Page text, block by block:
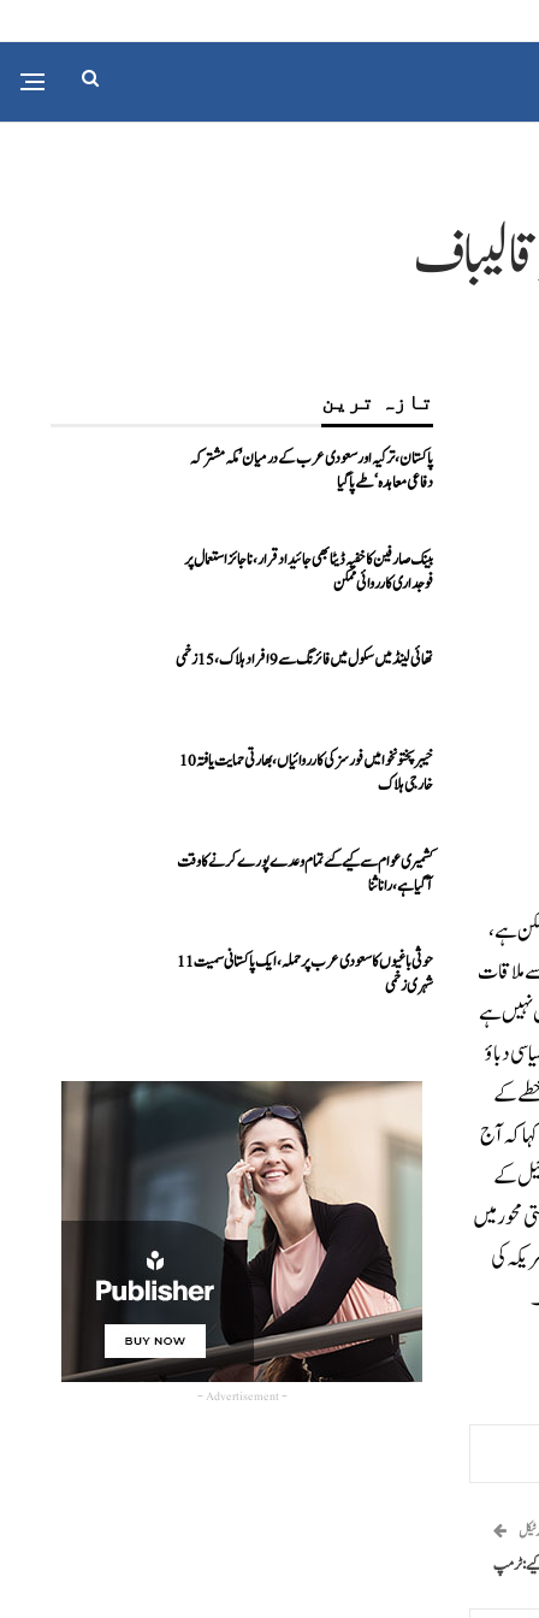
ہے،
ملاقات
نہیں ہے
دباؤ
کے
کہ آج
کے
محور میں
کی
ٹرمپ
تازہ ترین
پاکستان، ترکیہ اور سعودی عرب کے درمیان ’مکہ مشترکہ
دفاعی معاہدہ‘ طے پا گیا
بینک صارفین کا خفیہ ڈیٹا بھی جائیداد قرار، ناجائز استعمال پر
فوجداری کارروائی ممکن
تھائی لینڈ میں سکول میں فائرنگ سے 9 افراد ہلاک، 15 زخمی
خیبرپختونخوا میں فورسز کی کارروائیاں، بھارتی حمایت یافتہ 10
خارجی ہلاک
کشمیری عوام سے کیے گئے تمام وعدے پورے کرنے کا وقت
آ گیا ہے، رانا ثنا
حوثی باغیوں کا سعودی عرب پر حملہ، ایک پاکستانی سمیت 11
شہری زخمی
- Advertisement -